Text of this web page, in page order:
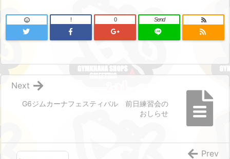
! 0 Send
G6ジムカーナフェスティバル 前日練習会の
おしらせ
Next
Prev